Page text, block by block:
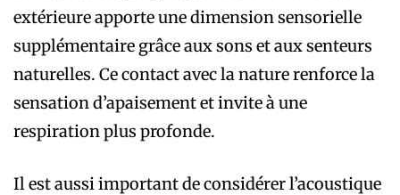
extérieure apporte une dimension sensorielle
supplémentaire grâce aux sons et aux senteurs
naturelles. Ce contact avec la nature renforce la
sensation d’apaisement et invite à une
respiration plus profonde.
Il est aussi important de considérer l’acoustique